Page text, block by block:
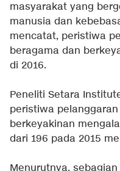
masyarakat yang
manusia dan
mencatat, peristiwa
beragama dan
di 2016.
Peneliti Setara
peristiwa
berkeyakinan
dari 196 pada 2015
Menurutnya,